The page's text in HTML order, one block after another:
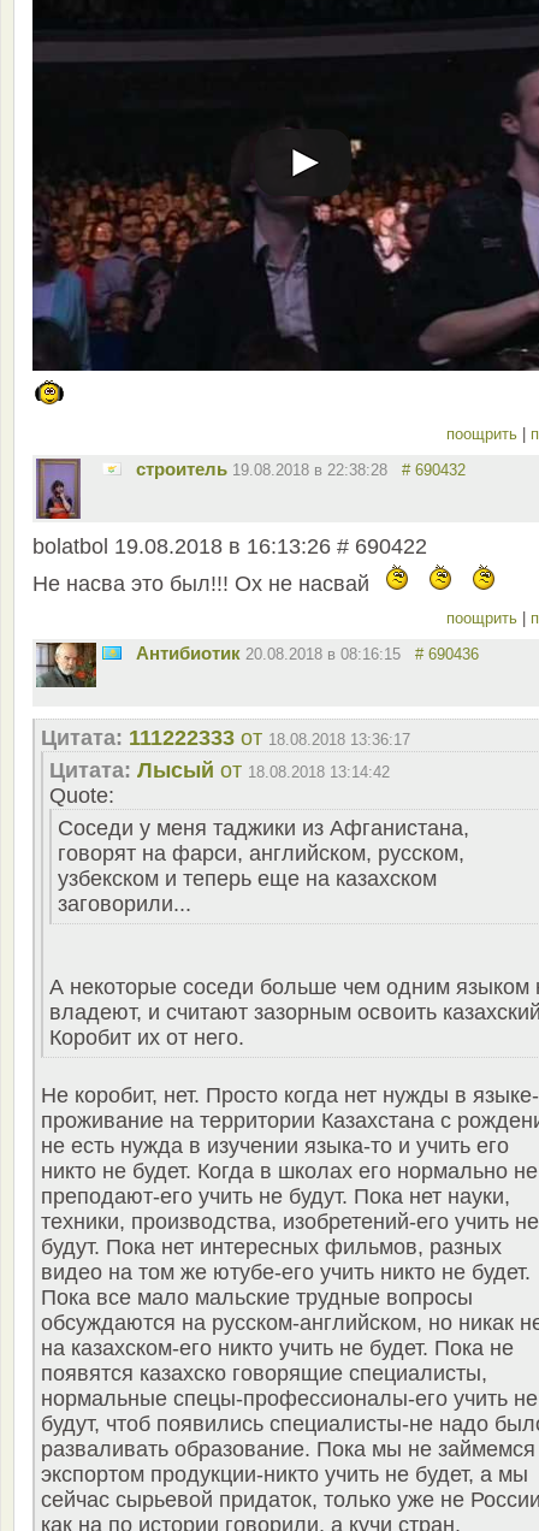
поощрить
строитель 19.08.2018 в 22:38:28 # 690432
bolatbol 19.08.2018 в 16:13:26 # 690422
Не насва это был!!! Ох не насвай
поощрить
Антибиотик 20.08.2018 в 08:16:15 # 690436
Цитата: 111222333 от 18.08.2018 13:36:17
Цитата: Лысый от 18.08.2018 13:14:42
Quote:
Соседи у меня таджики из Афганистана,
говорят на фарси, английском, русском,
узбекском и теперь еще на казахском
заговорили...
А некоторые соседи больше чем одним языком
владеют, и считают зазорным освоить
Коробит их от него.
Не коробит, нет. Просто когда нет нужды в
проживание на территории Казахстана с
не есть нужда в изучении языка-то и учить его
никто не будет. Когда в школах его нормально не
преподают-его учить не будут. Пока нет науки,
техники, производства, изобретений-его учить не
будут. Пока нет интересных фильмов, разных
видео на том же ютубе-его учить никто не будет.
Пока все мало мальские трудные вопросы
обсуждаются на русском-английском, но никак
на казахском-его никто учить не будет. Пока не
появятся казахско говорящие специалисты,
нормальные спецы-профессионалы-его учить не
будут, чтоб появились специалисты-не надо
разваливать образование. Пока мы не займемся
экспортом продукции-никто учить не будет, а мы
сейчас сырьевой придаток, только уже не
как на по истории говорили, а кучи стран.